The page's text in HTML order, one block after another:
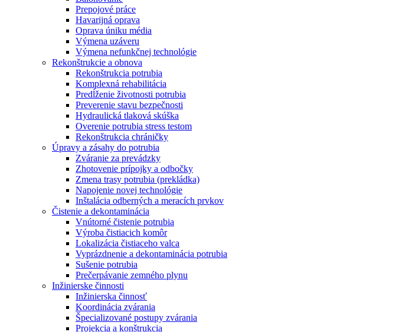
Prepojové práce
Havarijná oprava
Oprava úniku média
Výmena uzáveru
Výmena nefunkčnej technológie
Rekonštrukcie a obnova
Rekonštrukcia potrubia
Komplexná rehabilitácia
Predĺženie životnosti potrubia
Preverenie stavu bezpečnosti
Hydraulická tlaková skúška
Overenie potrubia stress testom
Rekonštrukcia chráničky
Úpravy a zásahy do potrubia
Zváranie za prevádzky
Zhotovenie prípojky a odbočky
Zmena trasy potrubia (prekládka)
Napojenie novej technológie
Inštalácia odberných a meracích prvkov
Čistenie a dekontaminácia
Vnútorné čistenie potrubia
Výroba čistiacich komôr
Lokalizácia čistiaceho valca
Vyprázdnenie a dekontaminácia potrubia
Sušenie potrubia
Prečerpávanie zemného plynu
Inžinierske činnosti
Inžinierska činnosť
Koordinácia zvárania
Špecializované postupy zvárania
Projekcia a konštrukcia